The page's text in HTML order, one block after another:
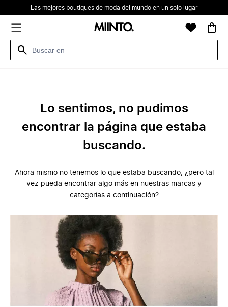
Las mejores boutiques de moda del mundo en un solo lugar
Lo sentimos, no pudimos
encontrar la página que estaba
buscando.
Ahora mismo no tenemos lo que estaba buscando, ¿pero tal
vez pueda encontrar algo más en nuestras marcas y
categorías a continuación?